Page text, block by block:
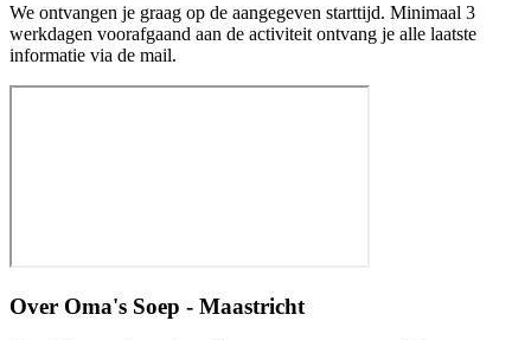
We ontvangen je graag op de aangegeven starttijd. Minimaal 3
werkdagen voorafgaand aan de activiteit ontvang je alle laatste
informatie via de mail.
Over Oma's Soep - Maastricht